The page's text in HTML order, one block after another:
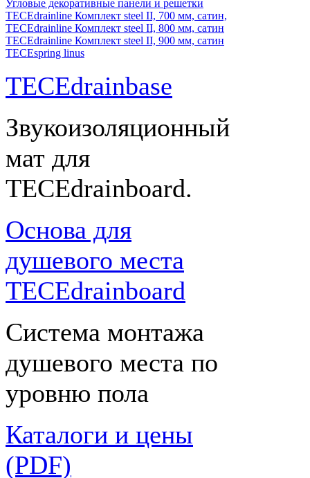
Угловые декоративные панели и решетки
TECEdrainline Комплект steel II, 700 мм, сатин,
TECEdrainline Комплект steel II, 800 мм, сатин
TECEdrainline Комплект steel II, 900 мм, сатин
TECEspring linus
TECEdrainbase
Звукоизоляционный
мат для
TECEdrainboard.
Основа для
душевого места
TECEdrainboard
Система монтажа
душевого места по
уровню пола
Каталоги и цены
(PDF)